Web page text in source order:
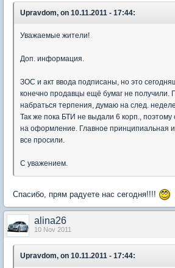
Upravdom, on 10.11.2011 - 17:44:
Уважаемые жители!
Доп. информация.
ЗОС и акт ввода подписаны, но это
конечно продавцы ещё бумаг не получили.
набраться терпения, думаю на след. неделе
Так же пока БТИ не выдали 6 корп., поэтому
на оформление. Главное принципиальная
все просили.
С уважением.
Спасибо, прям радуете нас сегодня!!!!
alina26
10 Nov 2011
Upravdom, on 10.11.2011 - 17:44: